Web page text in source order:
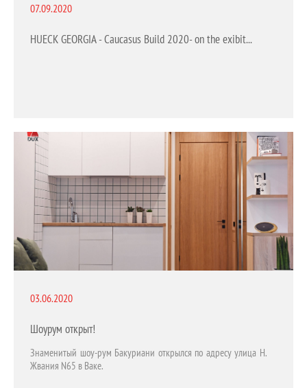
07.09.2020
HUECK GEORGIA - Caucasus Build 2020- on the exibittion.
03.06.2020
Шоурум открыт!
Знаменитый шоу-рум Бакуриани открылся по адресу улица Н.
Жвания N65 в Ваке.